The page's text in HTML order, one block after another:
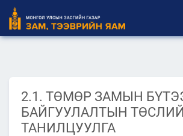
2.1. ТӨМӨР ЗАМЫН
БАЙГУУЛАЛТЫН
ТАНИЛЦУУЛГА